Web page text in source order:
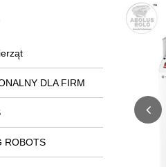
DLA FIRM
ROBOTS